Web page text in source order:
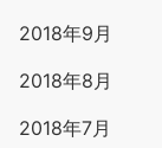
2018年9月
2018年8月
2018年7月